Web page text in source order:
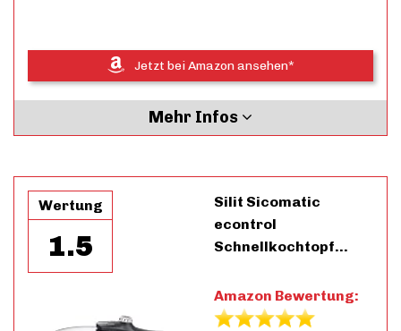
Jetzt bei Amazon ansehen*
Mehr Infos
Wertung
1.5
Silit Sicomatic
econtrol
Schnellkochtopf…
Amazon Bewertung: